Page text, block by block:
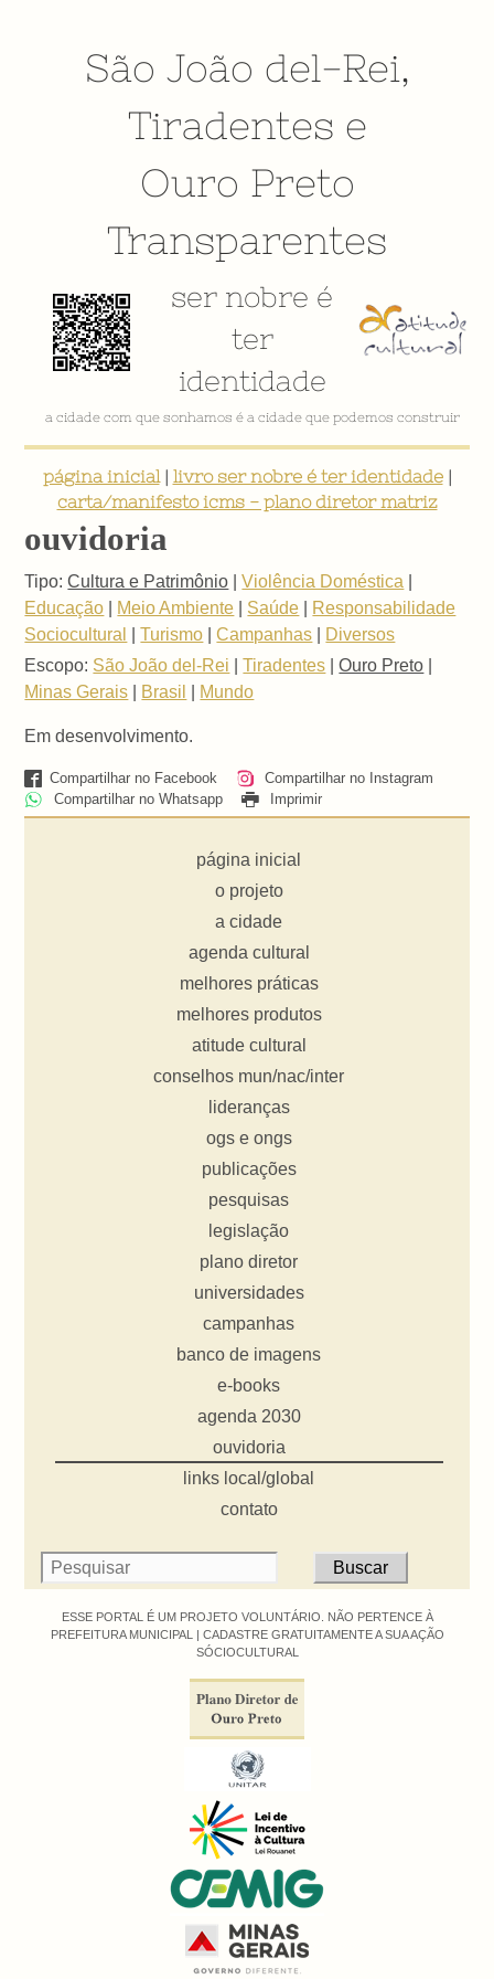
São João del-Rei,
Tiradentes e
Ouro Preto
Transparentes
ser nobre é
ter
identidade
a cidade com que sonhamos é a cidade que podemos construir
página inicial| livro ser nobre é ter identidade|
carta/manifesto icms - plano diretor matriz
ouvidoria
Tipo: Cultura e Patrimônio |Violência Doméstica
Educação
Meio Ambiente Saúde
Responsabilidade
Sociocultural
|Turismo |Campanhas
Diversos
Escopo: São João del-Rei |Tiradentes |Ouro Preto
Minas Gerais
Brasil Mundo
Em desenvolvimento.
Compartilhar no Facebook
Compartilhar no Instagram
Compartilhar no Whatsapp
Imprimir
página inicial
o projeto
a cidade
agenda cultural
melhores práticas
melhores produtos
atitude cultural
conselhos mun/nac/inter
lideranças
ogs e ongs
publicações
pesquisas
legislação
plano diretor
universidades
campanhas
banco de imagens
e-books
agenda 2030
ouvidoria
links local/global
contato
ESSE PORTAL É UM PROJETO VOLUNTÁRIO. NÃO PERTENCE À
PREFEITURA MUNICIPAL | CADASTRE GRATUITAMENTE A SUA AÇÃO
SÓCIOCULTURAL